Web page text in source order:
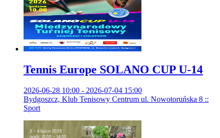
Tennis Europe SOLANO CUP U-14
2026-06-28 10:00 - 2026-07-04 15:00
Bydgoszcz, Klub Tenisowy Centrum ul. Nowotoruńska 8 ::
Sport